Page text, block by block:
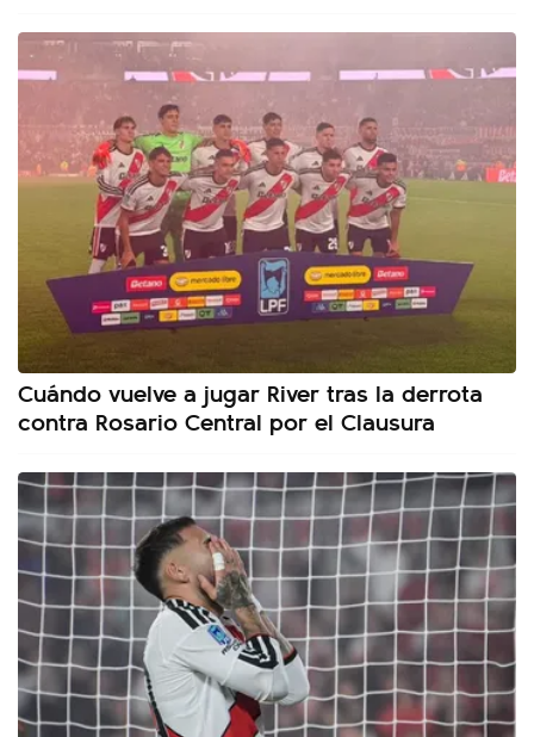
Cuándo vuelve a jugar River tras la derrota
contra Rosario Central por el Clausura